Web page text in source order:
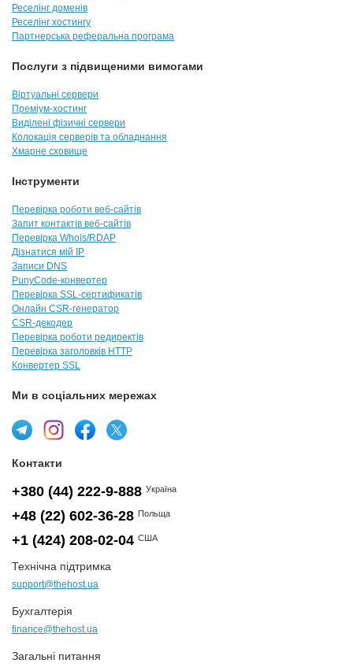
Реселінг доменів
Реселінг хостингу
Партнерська реферальна програма
Послуги з підвищеними вимогами
Віртуальні сервери
Преміум-хостинг
Виділені фізичні сервери
Колокація серверів та обладнання
Хмарне сховище
Інструменти
Перевірка роботи веб-сайтів
Запит контактів веб-сайтів
Перевірка Whois/RDAP
Дізнатися мій IP
Записи DNS
PunyCode-конвертер
Перевірка SSL-сертификатів
Онлайн CSR-генератор
CSR-декодер
Перевірка роботи редиректів
Перевірка заголовків HTTP
Конвертер SSL
Ми в соціальних мережах
Контакти
+380 (44) 222-9-888 Україна
+48 (22) 602-36-28 Польща
+1 (424) 208-02-04 США
Технічна підтримка
support@thehost.ua
Бухгалтерія
finance@thehost.ua
Загальні питання